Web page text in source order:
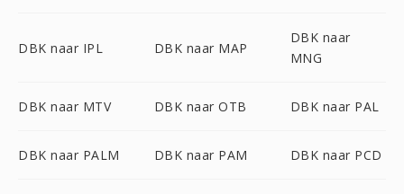
DBK naar IPL DBK naar MAP
DBK naar
MNG
DBK naar MTV DBK naar OTB DBK naar PAL
DBK naar PALM DBK naar PAM DBK naar PCD